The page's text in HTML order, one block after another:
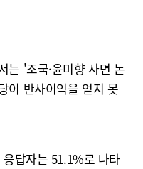
는 '조국·윤미향 사면 논
이 반사이익을 얻지 못
답자는 51.1%로 나타